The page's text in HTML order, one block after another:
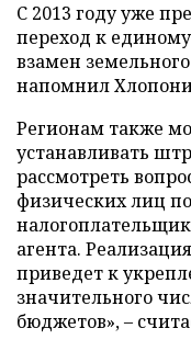
С 2013 году уже
переход к
взамен
напомнил
Регионам также
устанавливать
рассмотреть
физических лиц
агента.
приведет к
значительного
бюджетов», –